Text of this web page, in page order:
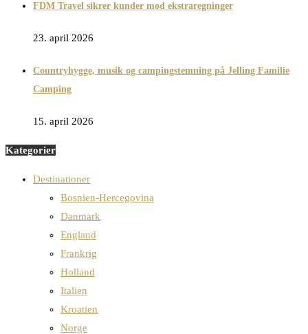
FDM Travel sikrer kunder mod ekstraregninger
23. april 2026
Countryhygge, musik og campingstemning på Jelling Familie
Camping
15. april 2026
Kategorier
Destinationer
Bosnien-Hercegovina
Danmark
England
Frankrig
Holland
Italien
Kroatien
Norge